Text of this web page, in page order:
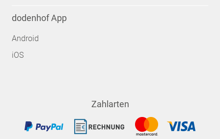
dodenhof App
Android
iOS
Zahlarten